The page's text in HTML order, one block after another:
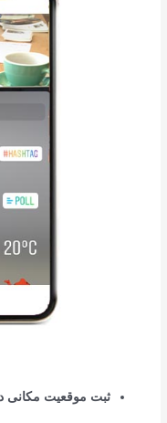
ثبت موقعیت مکانی